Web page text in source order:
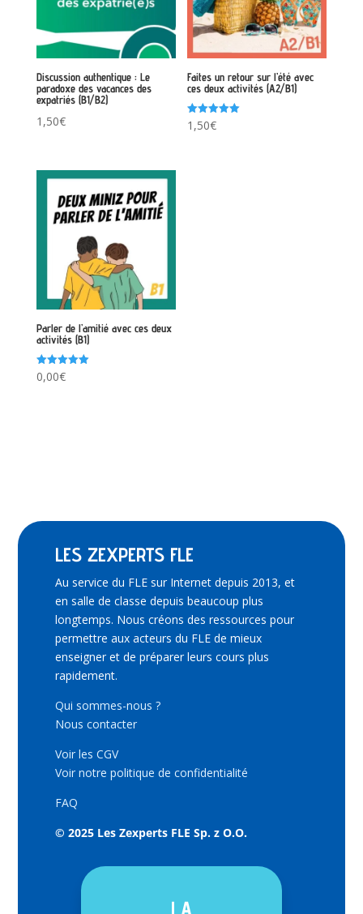
Discussion authentique : Le
paradoxe des vacances des
expatriés (B1/B2)
1,50€
Faites un retour sur l’été avec
ces deux activités (A2/B1)
Note
5.00
1,50€
Parler de l’amitié avec ces deux
activités (B1)
Note
5.00
0,00€
LES ZEXPERTS FLE
Au service du FLE sur Internet depuis 2013, et
en salle de classe depuis beaucoup plus
longtemps. Nous créons des ressources pour
permettre aux acteurs du FLE de mieux
enseigner et de préparer leurs cours plus
rapidement.
Qui sommes-nous ?
Nous contacter
Voir les CGV
Voir notre politique de confidentialité
FAQ
© 2025 Les Zexperts FLE Sp. z O.O.